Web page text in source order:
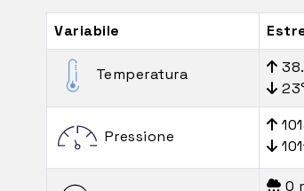
Variabile
Temperatura
Pressione
0